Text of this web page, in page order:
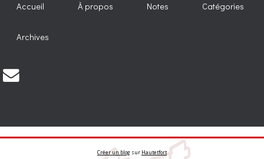
Accueil À propos Notes Catégories
Archives
Créer un blog sur Hautetfort